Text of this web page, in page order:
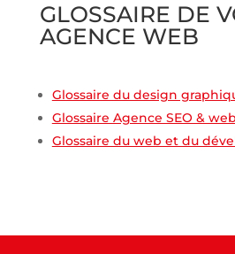
GLOSSAIRE DE
AGENCE WEB
Glossaire du design
Glossaire Agence SEO &
Glossaire du web et du